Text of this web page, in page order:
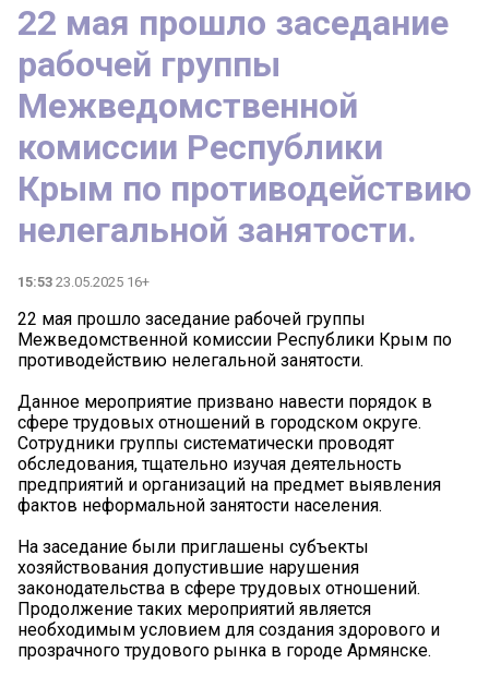
22 мая прошло заседание
рабочей группы
Межведомственной
комиссии Республики
Крым по противодействию
нелегальной занятости.
15:53 23.05.2025 16+
22 мая прошло заседание рабочей группы
Межведомственной комиссии Республики Крым по
противодействию нелегальной занятости.
Данное мероприятие призвано навести порядок в
сфере трудовых отношений в городском округе.
Сотрудники группы систематически проводят
обследования, тщательно изучая деятельность
предприятий и организаций на предмет выявления
фактов неформальной занятости населения.
На заседание были приглашены субъекты
хозяйствования допустившие нарушения
законодательства в сфере трудовых отношений.
Продолжение таких мероприятий является
необходимым условием для создания здорового и
прозрачного трудового рынка в городе Армянске.